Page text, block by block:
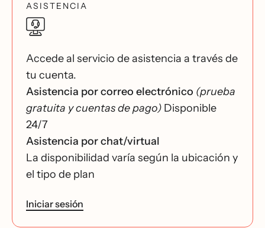
ASISTENCIA
Accede al servicio de asistencia a través de
tu cuenta.
Asistencia por correo electrónico (prueba
gratuita y cuentas de pago) Disponible
24/7
Asistencia por chat/virtual
La disponibilidad varía según la ubicación y
el tipo de plan
Iniciar sesión